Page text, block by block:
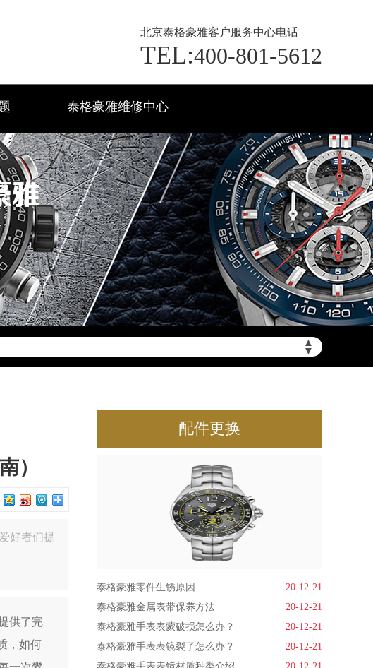
北京泰格豪雅客户服务中心电话
TEL:400-801-5612
泰格豪雅维修中心
雅
▲
▼
）
）
好者们提
供了完
，如何
配件更换
泰格豪雅零件生锈原因
20-12-21
泰格豪雅金属表带保养方法
20-12-21
泰格豪雅手表表蒙破损怎么办？
20-12-21
泰格豪雅手表表镜裂了怎么办？
20-12-21